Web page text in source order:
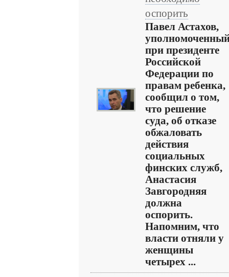
оспорить
Павел Астахов,
при президенте
Российской
Федерации по
правам ребенка,
сообщил о том,
что решение
суда, об отказе
обжаловать
действия
социальных
финских служб,
Анастасия
Завгородняя
должна
оспорить.
Напомним, что
власти отняли у
женщины
четырех ...